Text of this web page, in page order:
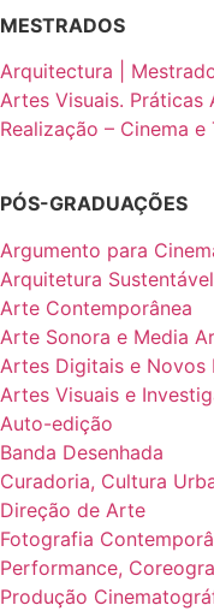
MESTRADOS
Arquitectura |
Artes Visuais.
Realização – Cinema e
PÓS-GRADUAÇÕES
Argumento para
Arquitetura Sustentável
Arte Contemporânea
Arte Sonora e Media
Artes Digitais e Novos
Artes Visuais e
Auto-edição
Banda Desenhada
Curadoria, Cultura
Direção de Arte
Fotografia
Performance,
Produção